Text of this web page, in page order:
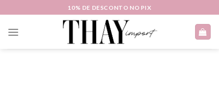
to
content
10% DE DESCONTO NO PIX